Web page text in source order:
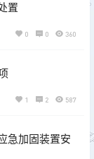
置
0 0 360
1 2 587
急加固装置安